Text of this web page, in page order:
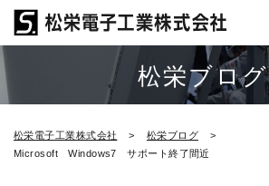
松栄ブログ
松栄電子工業株式会社
松栄ブログ
Microsoft Windows7 サポート終了間近